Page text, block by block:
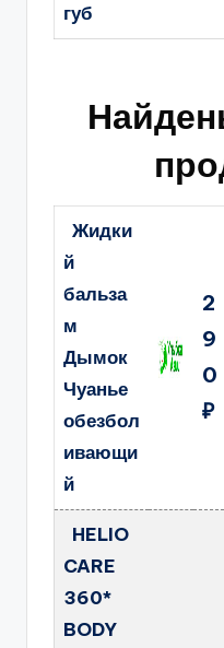
губ
Жидки
й
бальза
м
Дымок
Чуанье
обезбол
ивающи
й
2
9
0
₽
HELIO
CARE
360*
BODY